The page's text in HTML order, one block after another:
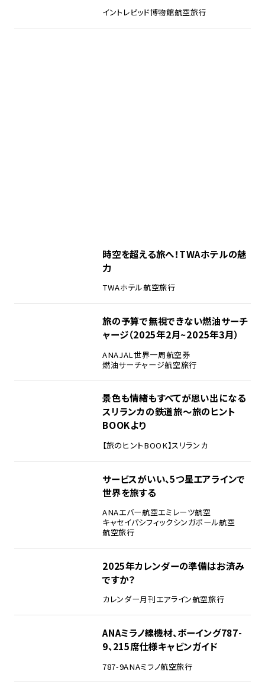
イントレピッド博物館航空旅行
時空を超える旅へ！TWAホテルの魅
力
TWAホテル航空旅行
旅の予算で無視できない燃油サーチ
ャージ（2025年2月~2025年3月）
ANAJAL 世界一周航空券
燃油サーチャージ航空旅行
景色も情緒もすべてが思い出になる
スリランカの鉄道旅～旅のヒント
BOOKより
【旅のヒントBOOK】スリランカ
サービスがいい、5つ星エアラインで
世界を旅する
ANAエバー航空エミレーツ航空
キャセイパシフィックシンガポール航空
航空旅行
2025年カレンダーの準備はお済み
ですか？
カレンダー月刊エアライン航空旅行
ANAミラノ線機材、ボーイング787-
9、215席仕様キャビンガイド
787-9ANAミラノ航空旅行